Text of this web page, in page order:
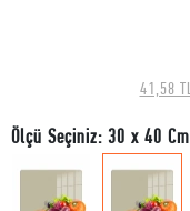
41,58
Ölçü Seçiniz: 30 x 40 Cm